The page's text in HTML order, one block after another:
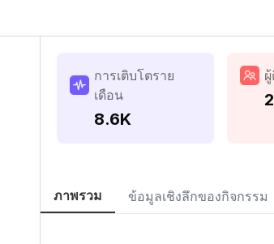
การเติบโตราย
เดือน
8.6K
ภาพรวม ข้อมูลเชิงลึกของกิจกรรม